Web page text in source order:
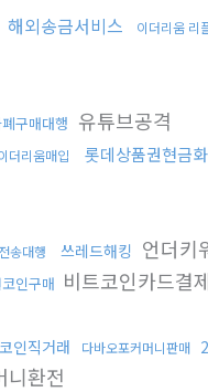
해외송금서비스 이더리움 리
구매대행 유튜브공격
더리움매입 롯데상품권현금
송대행 쓰레드해킹 언더키
인구매 비트코인카드결
인직거래 다바오포커머니판매
니환전